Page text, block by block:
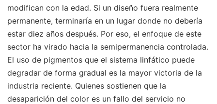
modifican con la edad. Si un diseño fuera realmente
permanente, terminaría en un lugar donde no debería
estar diez años después. Por eso, el enfoque de este
sector ha virado hacia la semipermanencia controlada.
El uso de pigmentos que el sistema linfático puede
degradar de forma gradual es la mayor victoria de la
industria reciente. Quienes sostienen que la
desaparición del color es un fallo del servicio no